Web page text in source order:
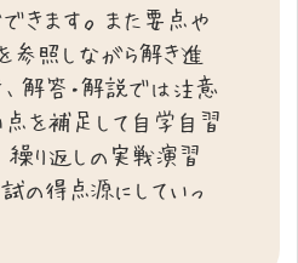
できます。また要点や
参照しながら解き進
、解答・解説では注意
を補足して自学自習
繰り返しの実戦演習
の得点源にしていっ